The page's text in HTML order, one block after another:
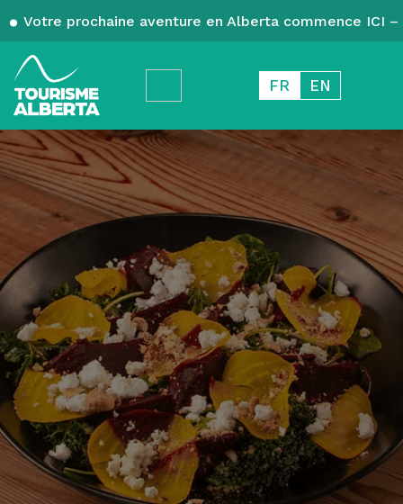
Votre prochaine aventure en Alberta commence ICI
FR EN